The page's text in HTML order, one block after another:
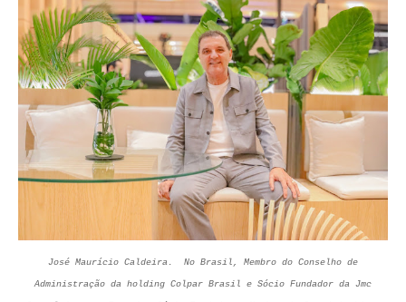
José Maurício Caldeira. No Brasil, Membro do Conselho de
Administração da holding Colpar Brasil e Sócio Fundador da Jmc